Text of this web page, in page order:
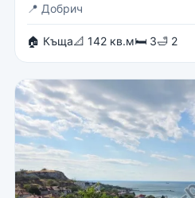
📍 Добрич
🏠 Къща📐 142 кв.м🛏 3🛁 2